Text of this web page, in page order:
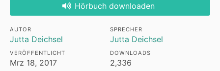
Hörbuch downloaden
AUTOR
Jutta Deichsel
SPRECHER
Jutta Deichsel
VERÖFFENTLICHT
Mrz 18, 2017
DOWNLOADS
2,336